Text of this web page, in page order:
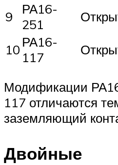
9
РА16-
251
10 РА16-
117
Модификации
117 отличаются
заземляющий
Двойные